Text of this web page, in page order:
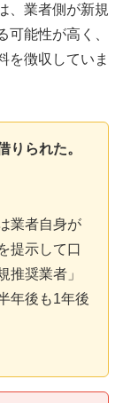
、業者側が新規
能性が高く、
を徴収していま
りられた。
業者自身が
提示して口
推奨業者」
年後も1年後